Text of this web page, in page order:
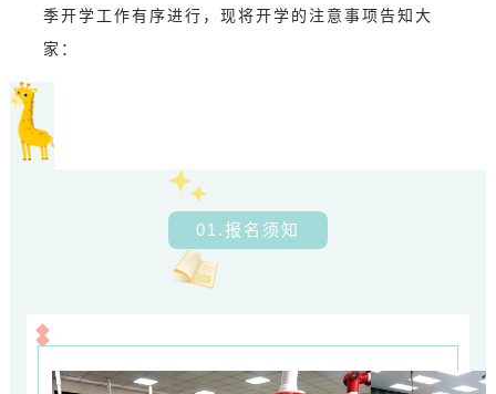
季开学工作有序进行，现将开学的注意事项告知大
家：
01.报名须知